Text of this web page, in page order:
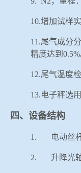
10.增加试样
11.尾气成分
精度达到 0.5%
12.尾气温度检
13.电子秤选
四、设备结构
1. 电动丝
2. 升降光